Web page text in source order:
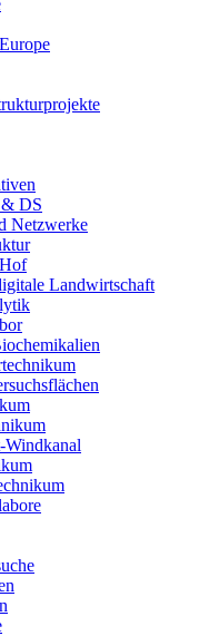
DS
Netzwerke
Landwirtschaft
Windkanal